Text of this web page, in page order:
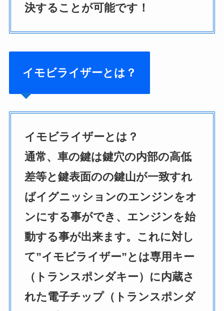
決することが可能です！
イモビライザーとは？
イモビライザーとは？
通常、車の鍵は鍵穴の内部の高低
差等と鍵表面のの鍵山が一致すれ
ばイグニッションのエンジンをオ
ンにする事ができ、エンジンを始
動する事が出来ます。これに対し
て”イモビライザー”とは専用キー
（トランスポンダキー）に内蔵さ
れた電子チップ（トランスポンダ